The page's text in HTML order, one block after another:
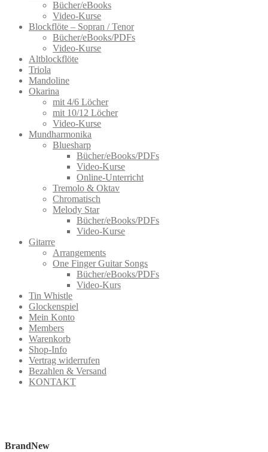
Bücher/eBooks
Video-Kurse
Blockflöte – Sopran / Tenor
Bücher/eBooks/PDFs
Video-Kurse
Altblockflöte
Triola
Mandoline
Okarina
mit 4/6 Löcher
mit 10/12 Löcher
Video-Kurse
Mundharmonika
Bluesharp
Bücher/eBooks/PDFs
Video-Kurse
Online-Unterricht
Tremolo & Oktav
Chromatisch
Melody Star
Bücher/eBooks/PDFs
Video-Kurse
Gitarre
Arrangements
One Finger Guitar Songs
Bücher/eBooks/PDFs
Video-Kurs
Tin Whistle
Glockenspiel
Mein Konto
Members
Warenkorb
Shop-Info
Vertrag widerrufen
Bezahlen & Versand
KONTAKT
BrandNew